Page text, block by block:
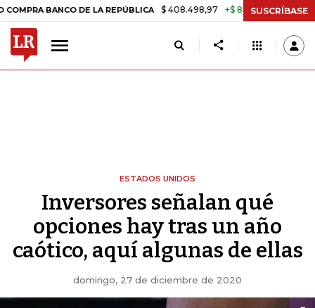
DE LA REPÚBLICA $ 408.498,97 +$ 8.753,81 +2,19% TASA
SUSCRÍBASE
ESTADOS UNIDOS
Inversores señalan qué
opciones hay tras un año
caótico, aquí algunas de ellas
domingo, 27 de diciembre de 2020